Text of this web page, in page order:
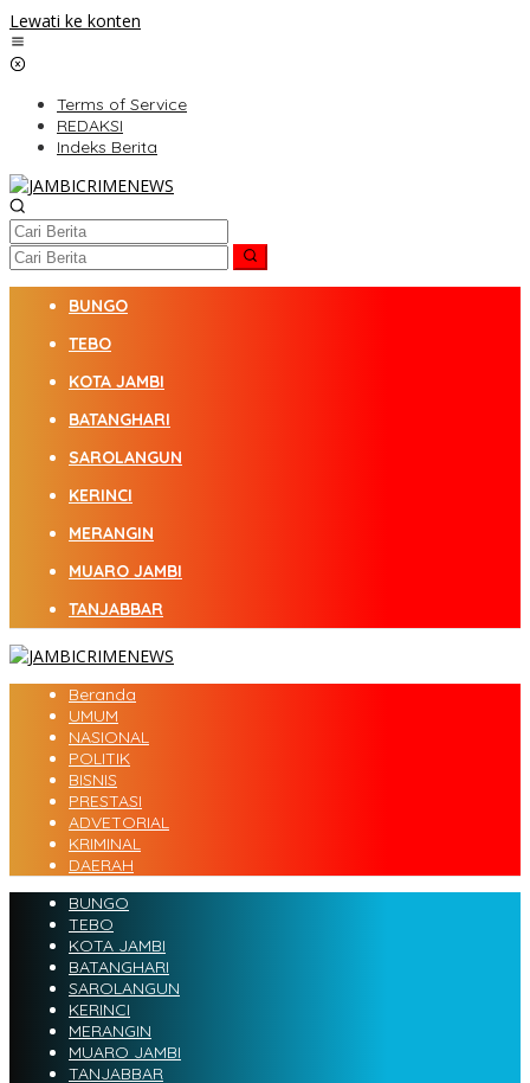
Lewati ke konten
Terms of Service
REDAKSI
Indeks Berita
BUNGO
TEBO
KOTA JAMBI
BATANGHARI
SAROLANGUN
KERINCI
MERANGIN
MUARO JAMBI
TANJABBAR
Beranda
UMUM
NASIONAL
POLITIK
BISNIS
PRESTASI
ADVETORIAL
KRIMINAL
DAERAH
BUNGO
TEBO
KOTA JAMBI
BATANGHARI
SAROLANGUN
KERINCI
MERANGIN
MUARO JAMBI
TANJABBAR